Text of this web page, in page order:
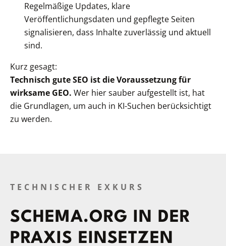
Regelmäßige Updates, klare
Veröffentlichungsdaten und gepflegte Seiten
signalisieren, dass Inhalte zuverlässig und aktuell
sind.
Kurz gesagt:
Technisch gute SEO ist die Voraussetzung für
wirksame GEO. Wer hier sauber aufgestellt ist, hat
die Grundlagen, um auch in KI-Suchen berücksichtigt
zu werden.
TECHNISCHER EXKURS
SCHEMA.ORG IN DER
PRAXIS EINSETZEN